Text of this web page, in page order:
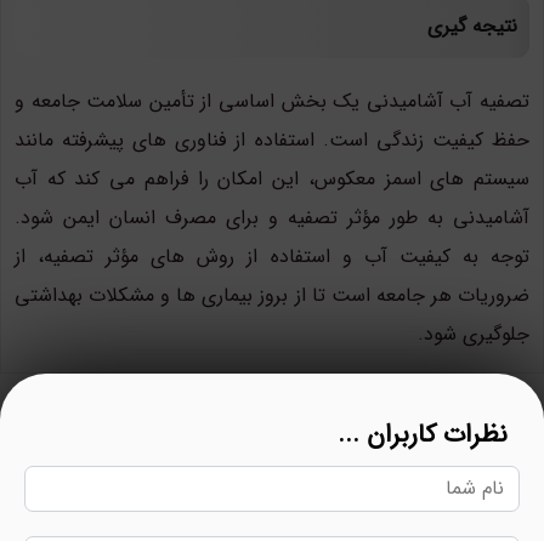
نتیجه گیری
تصفیه آب آشامیدنی یک بخش اساسی از تأمین سلامت جامعه و
حفظ کیفیت زندگی است. استفاده از فناوری های پیشرفته مانند
سیستم های اسمز معکوس، این امکان را فراهم می کند که آب
آشامیدنی به طور مؤثر تصفیه و برای مصرف انسان ایمن شود.
توجه به کیفیت آب و استفاده از روش های مؤثر تصفیه، از
ضروریات هر جامعه است تا از بروز بیماری ها و مشکلات بهداشتی
جلوگیری شود.
نظرات کاربران ...